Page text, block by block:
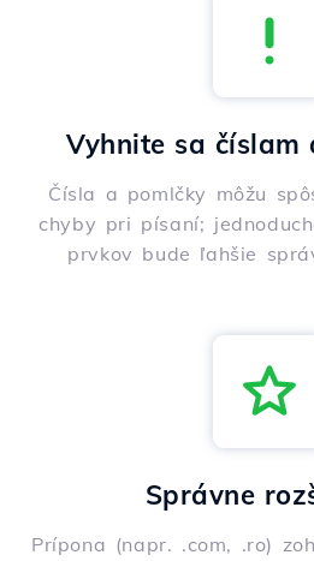
Vyhnite sa číslam
Čísla a pomlčky môžu
chyby pri písaní;
prvkov bude ľahšie
Správne
Prípona (napr. .com, .ro)